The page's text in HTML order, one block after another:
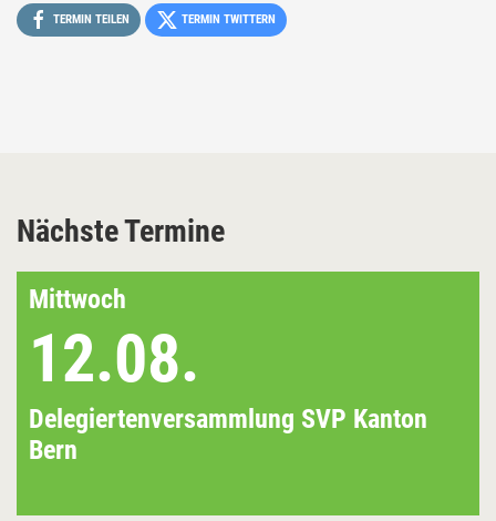
TERMIN TEILEN TERMIN TWITTERN
Nächste Termine
Mittwoch
12.08.
Delegiertenversammlung SVP Kanton
Bern